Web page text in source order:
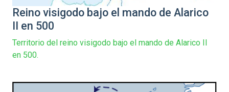
Reino visigodo bajo el mando de Alarico
II en 500
Territorio del reino visigodo bajo el mando de Alarico II
en 500.